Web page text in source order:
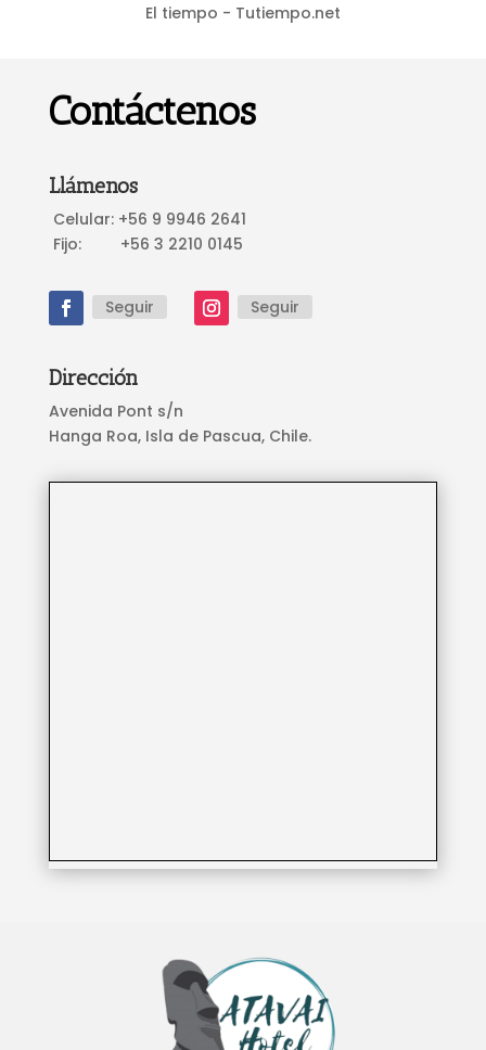
El tiempo - Tutiempo.net
Contáctenos
Llámenos
Celular: +56 9 9946 2641
Fijo: +56 3 2210 0145
Seguir Seguir
Dirección
Avenida Pont s/n
Hanga Roa, Isla de Pascua, Chile.